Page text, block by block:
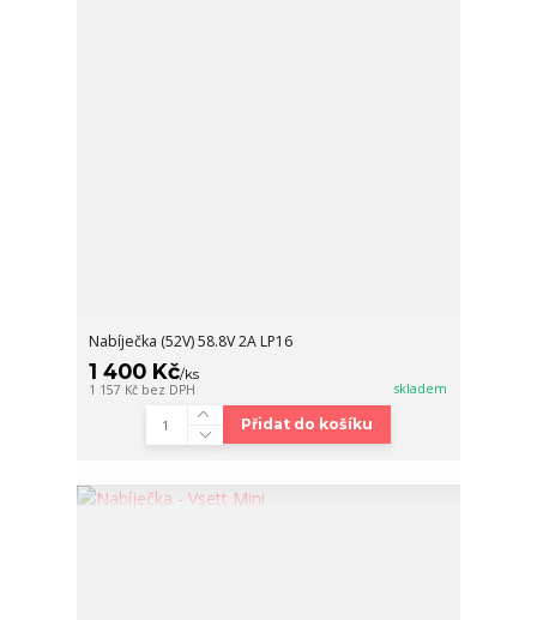
Nabíječka (52V) 58.8V 2A LP16
1 400 Kč/ks
1 157 Kč bez DPH skladem
Přidat do košíku